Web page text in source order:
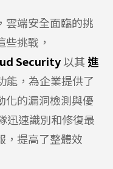
雲端安全面臨的挑
挑戰，
Security以其進
能，為企業提供了
化的漏洞檢測與優
迅速識別和修復最
，提高了整體效